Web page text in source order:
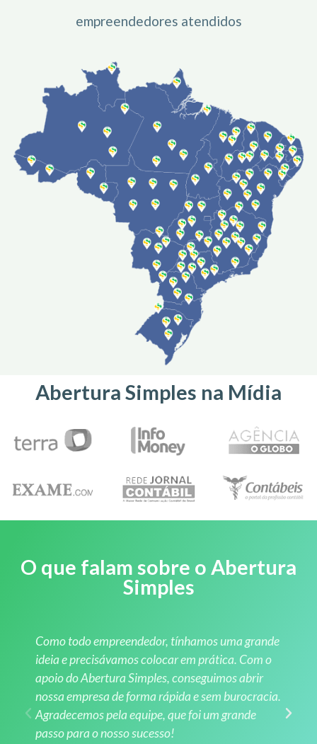
empreendedores atendidos
Abertura Simples na Mídia
O que falam sobre o Abertura
Simples
Como todo empreendedor, tínhamos uma grande
ideia e precisávamos colocar em prática. Com o
apoio do Abertura Simples, conseguimos abrir
nossa empresa de forma rápida e sem burocracia.
Agradecemos pela equipe, que foi um grande
passo para o nosso sucesso!